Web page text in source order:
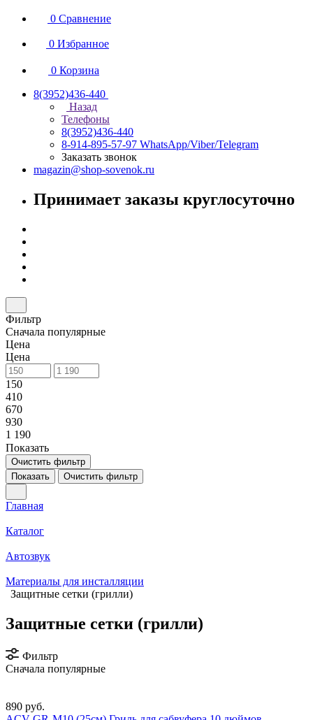
0 Сравнение
0 Избранное
0 Корзина
8(3952)436-440
Назад
Телефоны
8(3952)436-440
8-914-895-57-97 WhatsApp/Viber/Telegram
Заказать звонок
magazin@shop-sovenok.ru
Принимает заказы круглосуточно
Фильтр
Сначала популярные
Цена
Цена
150
410
670
930
1 190
Показать
Очистить фильтр
Показать
Очистить фильтр
Главная
Каталог
Автозвук
Материалы для инсталляции
Защитные сетки (грилли)
Защитные сетки (грилли)
Фильтр
Сначала популярные
890 руб.